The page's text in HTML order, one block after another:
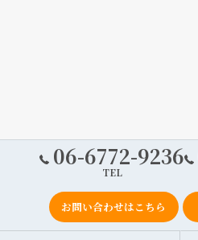
06-6772-9236
TEL
お問い合わせはこちら